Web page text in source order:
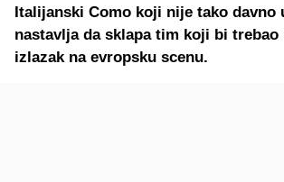
Italijanski Como koji nije tako davno
nastavlja da sklapa tim koji bi
izlazak na evropsku scenu.